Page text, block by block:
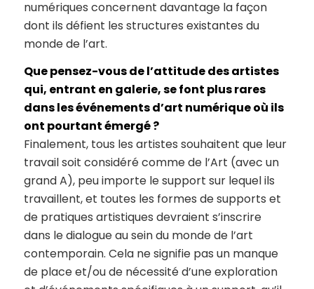
numériques concernent davantage la façon
dont ils défient les structures existantes du
monde de l’art.
Que pensez-vous de l’attitude des artistes
qui, entrant en galerie, se font plus rares
dans les événements d’art numérique où ils
ont pourtant émergé ?
Finalement, tous les artistes souhaitent que leur
travail soit considéré comme de l’Art (avec un
grand A), peu importe le support sur lequel ils
travaillent, et toutes les formes de supports et
de pratiques artistiques devraient s’inscrire
dans le dialogue au sein du monde de l’art
contemporain. Cela ne signifie pas un manque
de place et/ou de nécessité d’une exploration